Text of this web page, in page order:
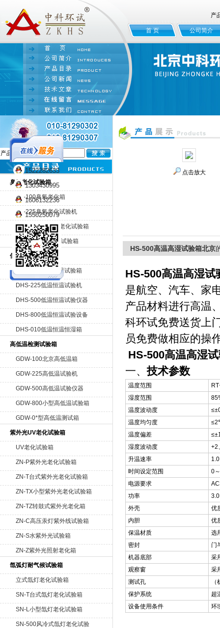
北京中科环试仪器有限公司
产
首 页 公司简介
产品名:
臭氧老化试验箱
QL-100臭氧老化箱
QL-225臭氧老化试验机
QL-500动态臭氧老化试验箱
QL-0*型臭氧老化试验箱
低温恒温试验箱
DHS-100低温恒温试验箱
DHS-225低温恒温试验机
DHS-500低温恒温试验仪器
DHS-800低温恒温试验设备
DHS-010低温恒温恒湿箱
高低温检测试验箱
GDW-100北京高低温箱
GDW-225高低温试验机
GDW-500高低温试验仪器
GDW-800小型高低温试验箱
GDW-0*型高低温测试箱
紫外光UV老化试验箱
UV老化试验箱
ZN-P紫外光老化试验箱
ZN-T台式紫外光老化试验箱
ZN-TX小型紫外光老化试验箱
ZN-TZ转鼓式紫外光老化箱
ZN-C高压汞灯紫外线试验箱
ZN-S水紫外光试验箱
ZN-Z紫外光照射老化箱
氙弧灯耐气候试验箱
立式氙灯老化试验箱
SN-T台式氙灯老化试验箱
SN-L小型氙灯老化试验箱
SN-500风冷式氙灯老化试验
点击放大
HS-500高温高湿试验箱北京
HS-500高温高湿试
是航空、汽车、家
产品材料进行高温
科环试免费送货上
员免费做相应的操
HS-500高温高湿
一、技术参数
温度范围
湿度范围
温度波动度
温度均匀度
温度偏差
湿度波动度
+2
升温速率
时间设定范围
0
电源要求
功率
外壳
优
内胆
优
保温材质
选
密封
门
机器底部
采
观察窗
采
测试孔
保护系统
超
设备使用条件
环
1522282633
1303430995
1606132236
1550250079